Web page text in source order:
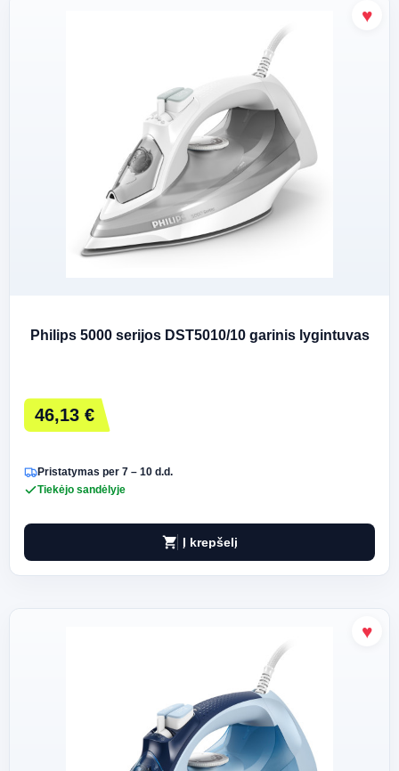
Philips 5000 serijos DST5010/10 garinis lygintuvas
46,13 €
Pristatymas per 7 – 10 d.d.
Tiekėjo sandėlyje
shopping_cart Į krepšelį